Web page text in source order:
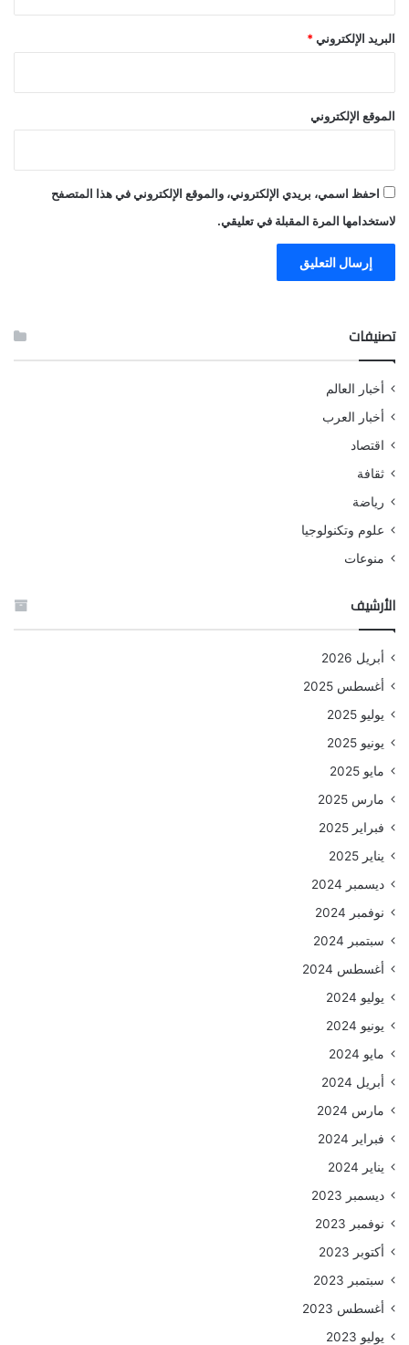
البريد الإلكتروني *
الموقع الإلكتروني
احفظ اسمي، بريدي الإلكتروني، والموقع الإلكتروني في هذا المتصفح
لاستخدامها المرة المقبلة في تعليقي.
تصنيفات
أخبار العالم
أخبار العرب
اقتصاد
ثقافة
رياضة
علوم وتكنولوجيا
منوعات
الأرشيف
أبريل 2026
أغسطس 2025
يوليو 2025
يونيو 2025
مايو 2025
مارس 2025
فبراير 2025
يناير 2025
ديسمبر 2024
نوفمبر 2024
سبتمبر 2024
أغسطس 2024
يوليو 2024
يونيو 2024
مايو 2024
أبريل 2024
مارس 2024
فبراير 2024
يناير 2024
ديسمبر 2023
نوفمبر 2023
أكتوبر 2023
سبتمبر 2023
أغسطس 2023
يوليو 2023